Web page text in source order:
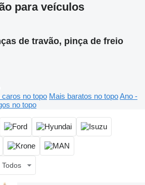
para veículos
de travão, pinça de freio
caros no topo Mais baratos no topoAno -
no topo
Todos